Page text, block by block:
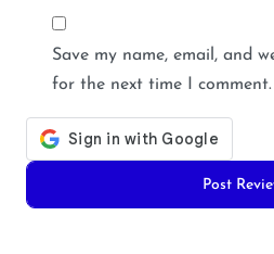
Save my name, email, and
for the next time I comment.